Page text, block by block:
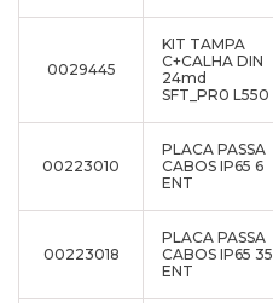
0029445
KIT TAMPA
C+CALHA DIN
24md
SFT_PR0 L550
00223010
PLACA PASSA
CABOS IP65 6
ENT
00223018
PLACA PASSA
CABOS IP65 35
ENT